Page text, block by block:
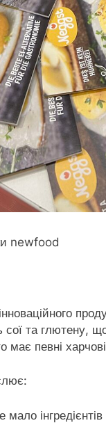
newfood
сої та глютену,
має певні